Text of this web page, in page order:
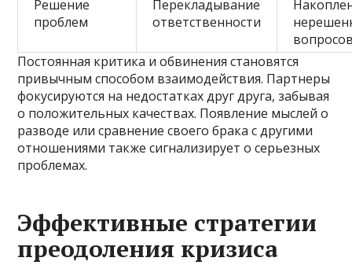
Решение
проблем
Перекладывание
ответственности
Постоянная критика и обвинения становятся
привычным способом взаимодействия. Партнеры
фокусируются на недостатках друг друга, забывая
о положительных качествах. Появление мыслей о
разводе или сравнение своего брака с другими
отношениями также сигнализирует о серьезных
проблемах.
Эффективные стратегии
преодоления кризиса